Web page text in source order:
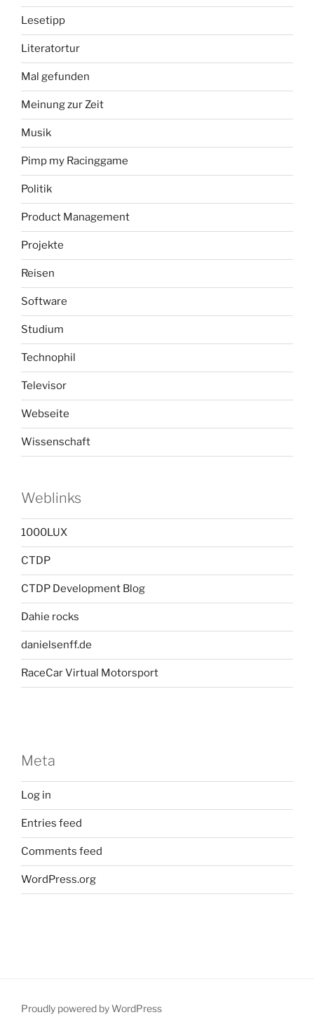
Lesetipp
Literatortur
Mal gefunden
Meinung zur Zeit
Musik
Pimp my Racinggame
Politik
Product Management
Projekte
Reisen
Software
Studium
Technophil
Televisor
Webseite
Wissenschaft
Weblinks
1000LUX
CTDP
CTDP Development Blog
Dahie rocks
danielsenff.de
RaceCar Virtual Motorsport
Meta
Log in
Entries feed
Comments feed
WordPress.org
Proudly powered by WordPress